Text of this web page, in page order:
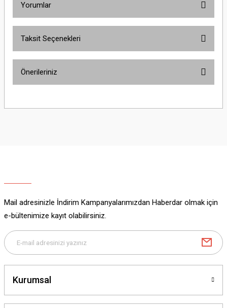
Yorumlar
Taksit Seçenekleri
Önerileriniz
yetersiz gördüğünüz noktaları öneri formunu kullanarak tarafımıza
Bu ürüne benzer farklı alternatifler olmalı.
Mail adresinizle İndirim Kampanyalarımızdan Haberdar olmak için
e-bültenimize kayıt olabilirsiniz.
Kurumsal